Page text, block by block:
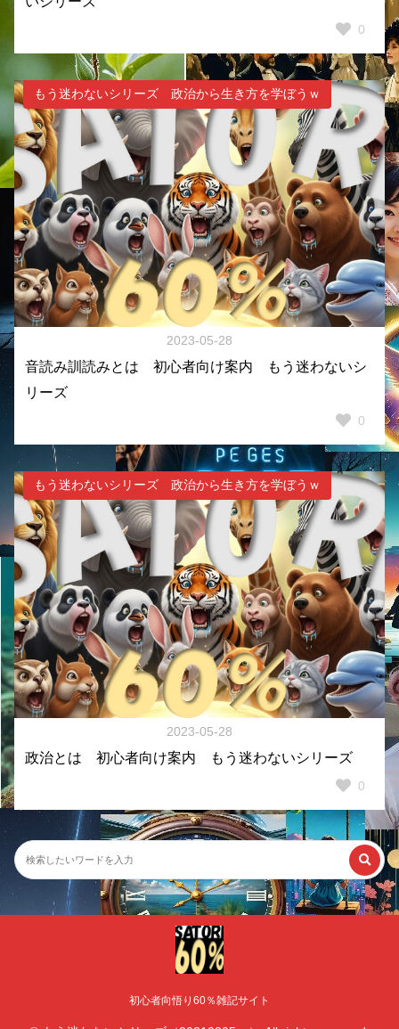
0
もう迷わないシリーズ 政治から生き方を学ぼうｗ
2023-05-28
音読み訓読みとは 初心者向け案内 もう迷わないシ
リーズ
0
もう迷わないシリーズ 政治から生き方を学ぼうｗ
2023-05-28
政治とは 初心者向け案内 もう迷わないシリーズ
0
初心者向悟り60％雑記サイト